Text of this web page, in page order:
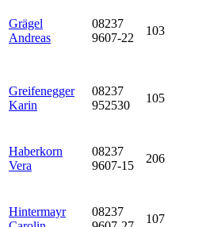
Grägel
Andreas
08237
9607-22
103
Greifenegger
Karin
08237
952530
105
Haberkorn
Vera
08237
9607-15
206
Hintermayr
08237
107